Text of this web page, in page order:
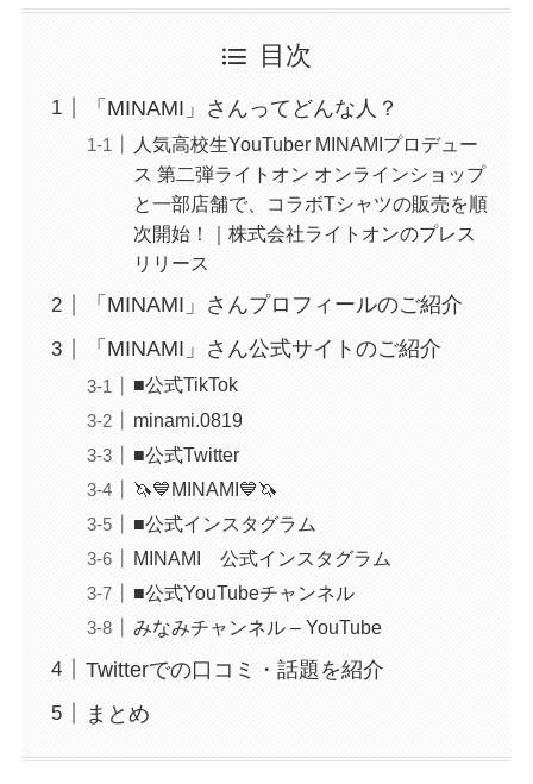
目次
「MINAMI」さんってどんな人？
人気高校生YouTuber MINAMIプロデュー
ス 第二弾ライトオン オンラインショップ
と一部店舗で、コラボTシャツの販売を順
次開始！｜株式会社ライトオンのプレス
リリース
「MINAMI」さんプロフィールのご紹介
「MINAMI」さん公式サイトのご紹介
■公式TikTok
minami.0819
■公式Twitter
🦄💙MINAMI💙🦄
■公式インスタグラム
MINAMI 公式インスタグラム
■公式YouTubeチャンネル
みなみチャンネル – YouTube
Twitterでの口コミ・話題を紹介
まとめ